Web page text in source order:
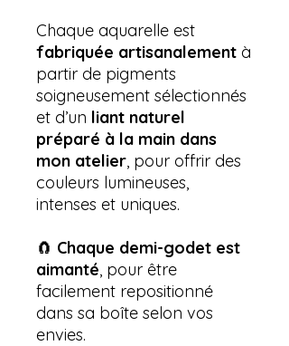
Chaque aquarelle est
fabriquée artisanalement à
partir de pigments
soigneusement sélectionnés
et d’un liant naturel
préparé à la main dans
mon atelier, pour offrir des
couleurs lumineuses,
intenses et uniques.
🧲 Chaque demi-godet est
aimanté, pour être
facilement repositionné
dans sa boîte selon vos
envies.